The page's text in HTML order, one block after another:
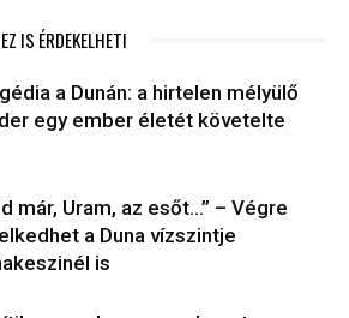
EZ IS ÉRDEKELHETI
a Dunán: a hirtelen mélyülő
egy ember életét követelte
már, Uram, az esőt…” – Végre
a Duna vízszintje
is